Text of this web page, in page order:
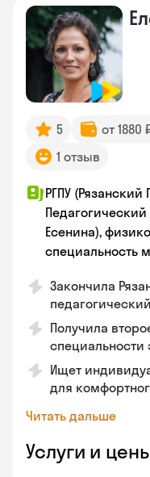
5 от 1880
1 отзыв
РГПУ (Рязанский
Есенина),
специальность
Закончилa
Получила
специальности
Ищет
для
Читать дальше
Услуги и